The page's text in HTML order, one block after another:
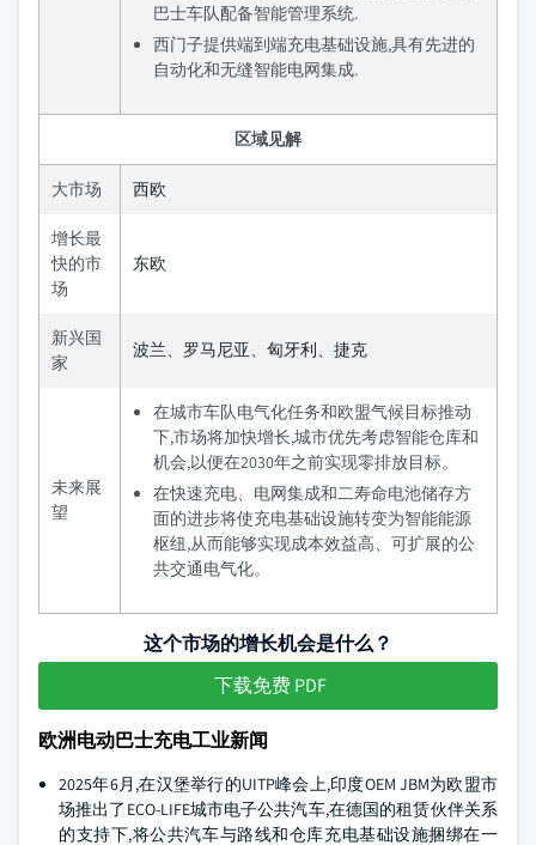
巴士车队配备智能管理系统.
西门子提供端到端充电基础设施,具有先进的
自动化和无缝智能电网集成.
区域见解
大市场 西欧
增长最
快的市
场
东欧
新兴国
家
波兰、罗马尼亚、匈牙利、捷克
未来展
望
在城市车队电气化任务和欧盟气候目标推动
下,市场将加快增长,城市优先考虑智能仓库和
机会,以便在2030年之前实现零排放目标。
在快速充电、电网集成和二寿命电池储存方
面的进步将使充电基础设施转变为智能能源
枢纽,从而能够实现成本效益高、可扩展的公
共交通电气化。
这个市场的增长机会是什么？
下载免费 PDF
欧洲电动巴士充电工业新闻
2025年6月,在汉堡举行的UITP峰会上,印度OEM JBM为欧盟市
场推出了ECO-LIFE城市电子公共汽车,在德国的租赁伙伴关系
的支持下,将公共汽车与路线和仓库充电基础设施捆绑在一